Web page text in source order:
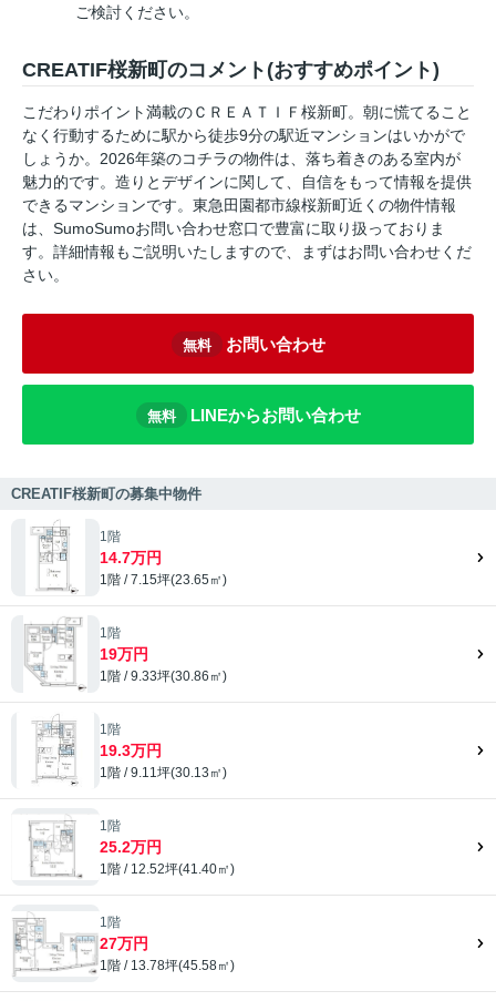
ご検討ください。
CREATIF桜新町のコメント(おすすめポイント)
こだわりポイント満載のＣＲＥＡＴＩＦ桜新町。朝に慌てること
なく行動するために駅から徒歩9分の駅近マンションはいかがで
しょうか。2026年築のコチラの物件は、落ち着きのある室内が
魅力的です。造りとデザインに関して、自信をもって情報を提供
できるマンションです。東急田園都市線桜新町近くの物件情報
は、SumoSumoお問い合わせ窓口で豊富に取り扱っておりま
す。詳細情報もご説明いたしますので、まずはお問い合わせくだ
さい。
無料 お問い合わせ
無料 LINEからお問い合わせ
CREATIF桜新町の募集中物件
1階
14.7万円
1階 / 7.15坪(23.65㎡)
1階
19万円
1階 / 9.33坪(30.86㎡)
1階
19.3万円
1階 / 9.11坪(30.13㎡)
1階
25.2万円
1階 / 12.52坪(41.40㎡)
1階
27万円
1階 / 13.78坪(45.58㎡)